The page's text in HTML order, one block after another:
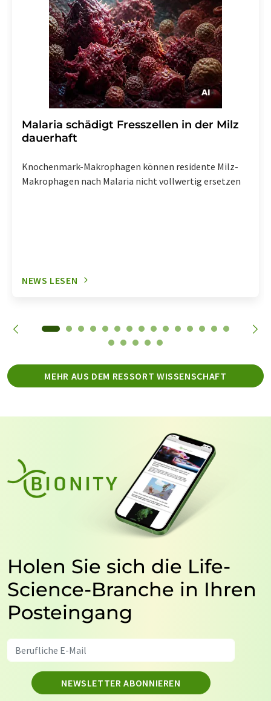
Malaria schädigt Fresszellen in der Milz
dauerhaft
Knochenmark-Makrophagen können residente Milz-
Makrophagen nach Malaria nicht vollwertig ersetzen
NEWS LESEN
MEHR AUS DEM RESSORT WISSENSCHAFT
Holen Sie sich die Life-
Science-Branche in Ihren
Posteingang
NEWSLETTER ABONNIEREN